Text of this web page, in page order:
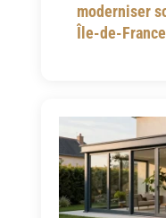
moderniser
Île-de-France